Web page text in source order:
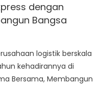
dengan
Bangsa
logistik berskala
kehadirannya di
Bersama, Membangun